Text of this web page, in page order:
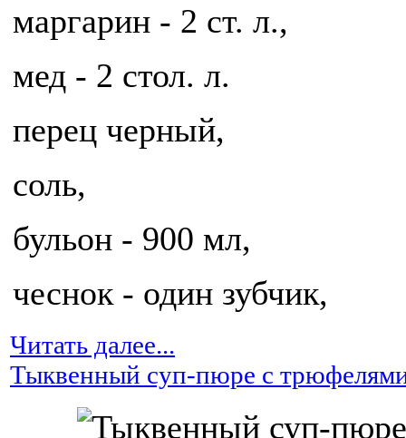
маргарин - 2 ст. л.,
мед - 2 стол. л.
перец черный,
соль,
бульон - 900 мл,
чеснок - один зубчик,
Читать далее...
Тыквенный суп-пюре с